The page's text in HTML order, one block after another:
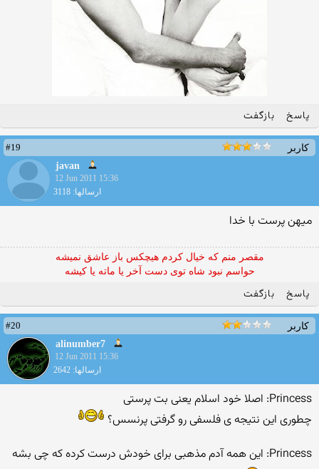
پاسخ بازگفت
کاربر
#19
javan
12 Jun 2011 15:36
ارسالها: 3118
میهن پرست با خدا
مقصر منم که خیال کردم هیچکس باز عاشق نمیشه
حواسم نبود شاه توی دست آخر یا ماته یا کیشه
پاسخ بازگفت
کاربر
#20
alinumber7
12 Jun 2011 15:36
ارسالها: 2642
Princess: اصلا خود اسلام یعنی بت پرستی
چطوری این نتیجه ی فلسفی رو گرفتی پرنسس؟
Princess: این همه آدم مذهبی برای خودش درست كرده كه چی بشه